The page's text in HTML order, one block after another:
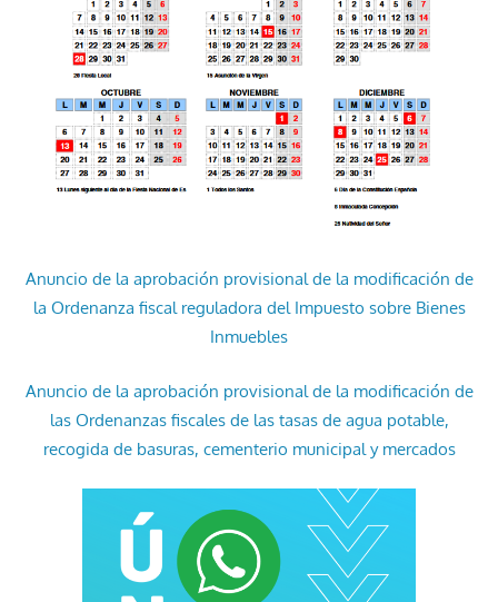
Anuncio de la aprobación provisional de la modificación de
la Ordenanza fiscal reguladora del Impuesto sobre Bienes
Inmuebles
Anuncio de la aprobación provisional de la modificación de
las Ordenanzas fiscales de las tasas de agua potable,
recogida de basuras, cementerio municipal y mercados